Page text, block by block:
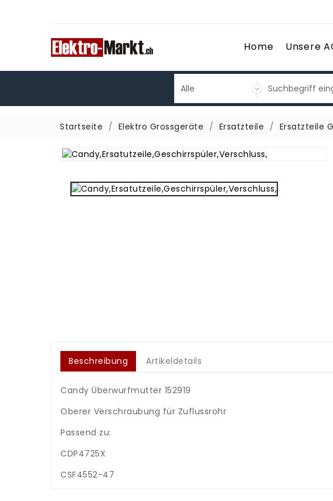
Home Unsere
Startseite Elektro Grossgeräte Ersatzteile Ersatzteile
Beschreibung Artikeldetails
Candy Überwurfmutter 152919
Oberer Verschraubung für Zuflussrohr
Passend zu:
CDP4725X
CSF4552-47